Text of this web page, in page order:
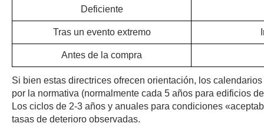
Deficiente
Tras un evento extremo
Antes de la compra
Si bien estas directrices ofrecen orientación, los
por la normativa (normalmente cada 5 años para edificios
Los ciclos de 2-3 años y anuales para condiciones
tasas de deterioro observadas.